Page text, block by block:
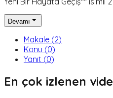
Devamı
Makale (2)
Konu (0)
Yanıt (0)
En çok izlenen